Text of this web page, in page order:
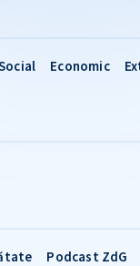
Economic
Podcast ZdG